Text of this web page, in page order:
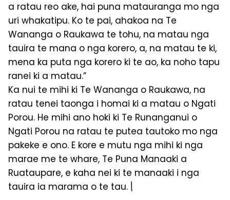
a ratau reo ake, hai puna matauranga mo nga
uri whakatipu. Ko te pai, ahakoa na Te
Wananga o Raukawa te tohu, na matau nga
tauira te mana o nga korero, a, na matau te ki,
mena ka puta nga korero ki te ao, ka noho tapu
ranei ki a matau.”
Ka nui te mihi ki Te Wananga o Raukawa, na
ratau tenei taonga i homai ki a matau o Ngati
Porou. He mihi ano hoki ki Te Runanganui o
Ngati Porou na ratau te putea tautoko mo nga
pakeke e ono. E kore e mutu nga mihi ki nga
marae me te whare, Te Puna Manaaki a
Ruataupare, e kaha nei ki te manaaki i nga
tauira ia marama o te tau. \